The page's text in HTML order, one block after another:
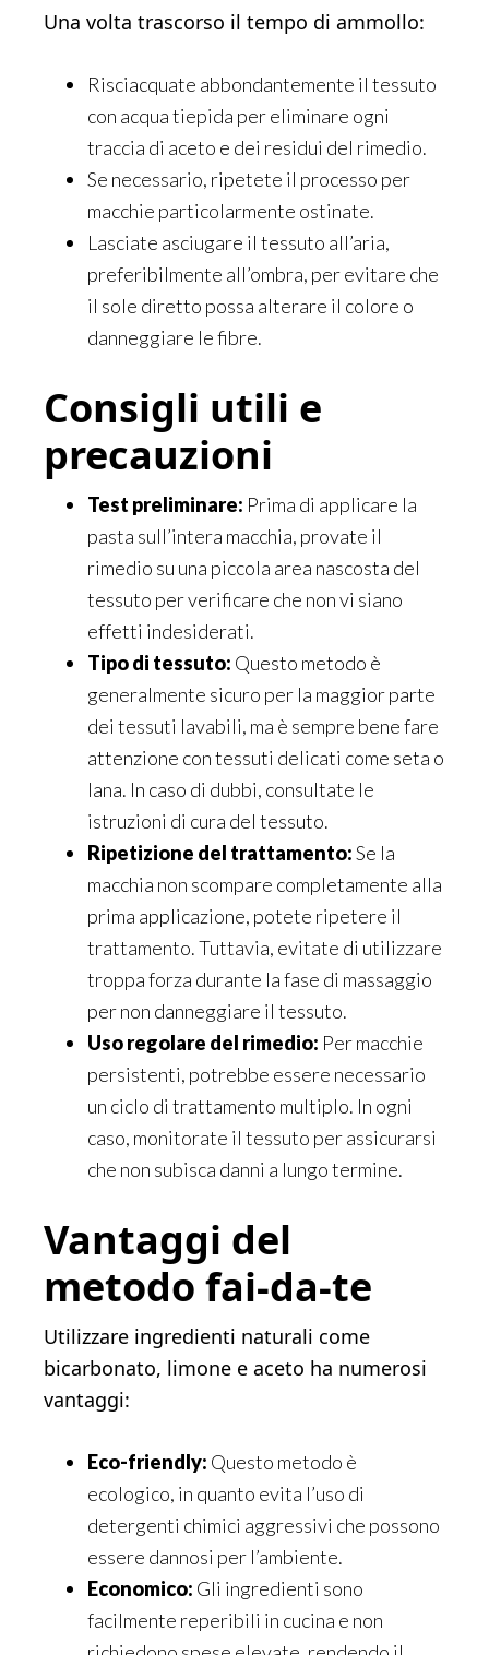
Una volta trascorso il tempo di ammollo:
Risciacquate abbondantemente il tessuto
con acqua tiepida per eliminare ogni
traccia di aceto e dei residui del rimedio.
Se necessario, ripetete il processo per
macchie particolarmente ostinate.
Lasciate asciugare il tessuto all’aria,
preferibilmente all’ombra, per evitare che
il sole diretto possa alterare il colore o
danneggiare le fibre.
Consigli utili e
precauzioni
Test preliminare: Prima di applicare la
pasta sull’intera macchia, provate il
rimedio su una piccola area nascosta del
tessuto per verificare che non vi siano
effetti indesiderati.
Tipo di tessuto: Questo metodo è
generalmente sicuro per la maggior parte
dei tessuti lavabili, ma è sempre bene fare
attenzione con tessuti delicati come seta o
lana. In caso di dubbi, consultate le
istruzioni di cura del tessuto.
Ripetizione del trattamento:Se la
macchia non scompare completamente alla
prima applicazione, potete ripetere il
trattamento. Tuttavia, evitate di utilizzare
troppa forza durante la fase di massaggio
per non danneggiare il tessuto.
Uso regolare del rimedio: Per macchie
persistenti, potrebbe essere necessario
un ciclo di trattamento multiplo. In ogni
caso, monitorate il tessuto per assicurarsi
che non subisca danni a lungo termine.
Vantaggi del
metodo fai-da-te
Utilizzare ingredienti naturali come
bicarbonato, limone e aceto ha numerosi
vantaggi:
Eco-friendly: Questo metodo è
ecologico, in quanto evita l’uso di
detergenti chimici aggressivi che possono
essere dannosi per l’ambiente.
Economico: Gli ingredienti sono
facilmente reperibili in cucina e non